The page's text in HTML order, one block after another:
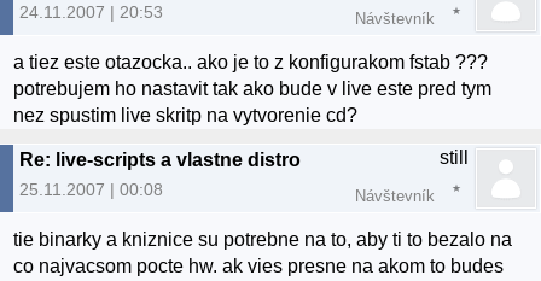
24.11.2007 | 20:53 Návštevník
a tiez este otazocka.. ako je to z konfigurakom fstab ???
potrebujem ho nastavit tak ako bude v live este pred tym
nez spustim live skritp na vytvorenie cd?
Re: live-scripts a vlastne distro
25.11.2007 | 00:08
still
Návštevník
tie binarky a kniznice su potrebne na to, aby ti to bezalo na
co najvacsom pocte hw. ak vies presne na akom to budes